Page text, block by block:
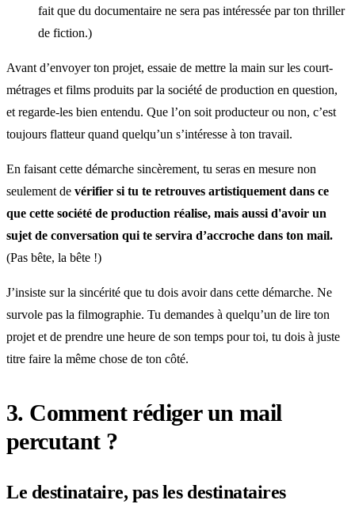
fait que du documentaire ne sera pas intéressée par ton thriller
de fiction.)
Avant d’envoyer ton projet, essaie de mettre la main sur les court-
métrages et films produits par la société de production en question,
et regarde-les bien entendu. Que l’on soit producteur ou non, c’est
toujours flatteur quand quelqu’un s’intéresse à ton travail.
En faisant cette démarche sincèrement, tu seras en mesure non
seulement de vérifier si tu te retrouves artistiquement dans ce
que cette société de production réalise, mais aussi d'avoir un
sujet de conversation qui te servira d’accroche dans ton mail.
(Pas bête, la bête !)
J’insiste sur la sincérité que tu dois avoir dans cette démarche. Ne
survole pas la filmographie. Tu demandes à quelqu’un de lire ton
projet et de prendre une heure de son temps pour toi, tu dois à juste
titre faire la même chose de ton côté.
3. Comment rédiger un mail
percutant ?
Le destinataire, pas les destinataires